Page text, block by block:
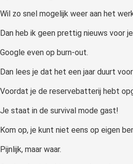
Wil zo snel mogelijk weer aan het
Dan heb ik geen prettig nieuws voor
Google even op burn-out.
Dan lees je dat het een jaar duurt
Voordat je de reservebatterij hebt
Je staat in de survival mode gast!
Kom op, je kunt niet eens op eigen
Pijnlijk, maar waar.